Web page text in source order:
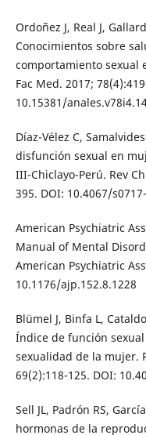
Ordoñez J, Real J,
Conocimientos sobre
comportamiento sexual
Fac Med. 2017;
10.15381/
Díaz-Vélez C,
disfunción sexual en
III-Chiclayo-Perú. Rev
395. DOI: 10.4067/
American Psychiatric
Manual of Mental
American Psychiatric
10.1176/ajp.152.8.1228
Blümel J, Binfa L,
Índice de función
sexualidad de la mujer.
69(2):118-125. DOI:
Sell JL, Padrón RS,
hormonas de la